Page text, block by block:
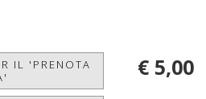
IL 'PRENOTA
€ 5,00